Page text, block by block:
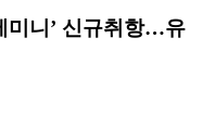
미니’ 신규취항…유